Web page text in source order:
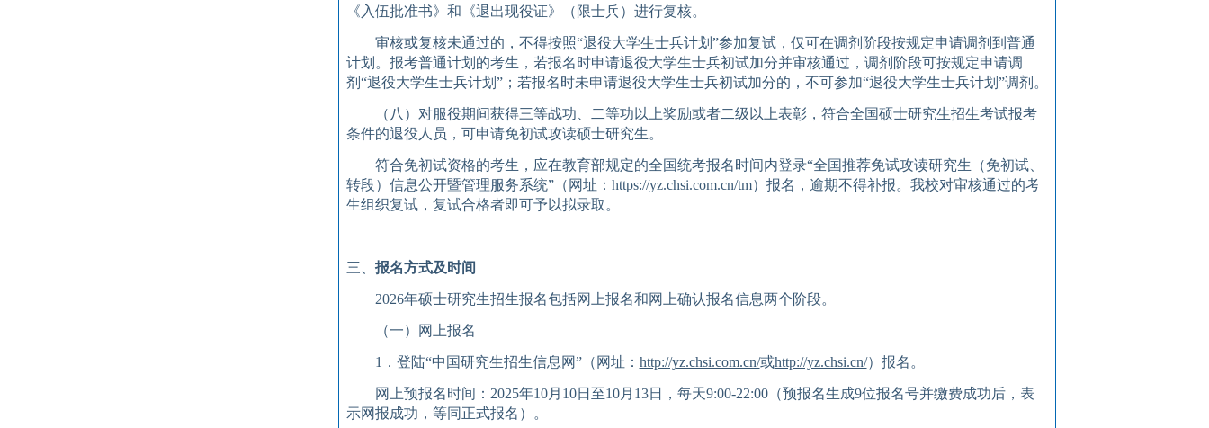
《入伍批准书》和《退出现役证》
（限士兵） 进行复核。
审核或复核未通过的，不得按照“退役大学生士兵计划”参加复试，仅可在调剂阶段按规定申请调剂到普通
计划。报考普通计划的考生，若报名时申请退役大学生士兵初试加分并审核通过，调剂阶段可按规定申请调
剂“退役大学生士兵计划”；若报名时未申请退役大学生士兵初试加分的，不可参加“退役大学生士兵计划”调剂。
（八） 对服役期间获得三等战功、二等功以上奖励或者二级以上表彰，符合全国硕士研究生招生考试报考
条件的退役人员，可申请免初试攻读硕士研究生。
符合免初试资格的考生，应在教育部规定的全国统考报名时间内登录“全国推荐免试攻读研究生（免初试、
转段）信息公开暨管理服务系统”（网址： https://yz.chsi.com.cn/tm）报名，逾期不得补报。 我校对审核通过的考
生组织复试，复试合格者即可予以拟录取。
三、 报名方式及时间
2026年硕士研究生招生报名包括网上报名和网上确认报名信息两个阶段。
（一） 网上报名
1 ． 登陆“中国研究生招生信息网”（ 网址： http://yz.chsi.com.cn/或http://yz.chsi.cn/）报名。
网上预报名时间： 2025年10月 10日至10月 13日，每天9:00-22:00（预报名生成9位报名号并缴费成功后，表
示网报成功，等同正式报名）。